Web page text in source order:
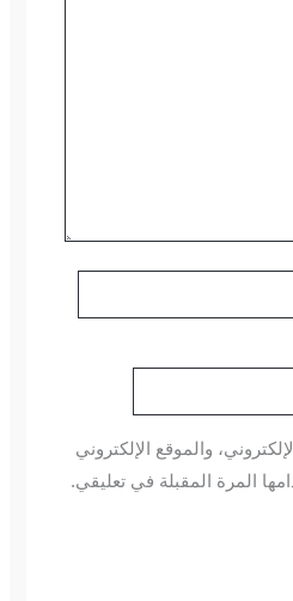
والموقع الإلكتروني
المرة المقبلة في تعليقي.